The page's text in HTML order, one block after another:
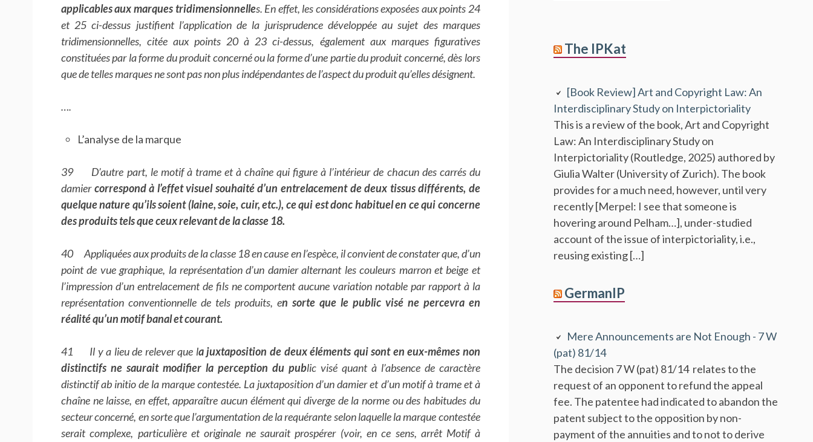
applicables aux marques tridimensionnelles. En effet, les considérations exposées aux points 24
et 25 ci-dessus justifient l’application de la jurisprudence développée au sujet des marques
tridimensionnelles, citée aux points 20 à 23 ci-dessus, également aux marques figuratives
constituées par la forme du produit concerné ou la forme d’une partie du produit concerné, dès lors
que de telles marques ne sont pas non plus indépendantes de l’aspect du produit qu’elles désignent.
….
L’analyse de la marque
39 D’autre part, le motif à trame et à chaîne qui figure à l’intérieur de chacun des carrés du
damiercorrespond à l’effet visuel souhaité d’un entrelacement de deux tissus différents, de
quelque nature qu’ils soient (laine, soie, cuir, etc.), ce qui est donc habituel en ce qui concerne
des produits tels que ceux relevant de la classe 18.
40 Appliquées aux produits de la classe 18 en cause en l’espèce, il convient de constater que, d’un
point de vue graphique, la représentation d’un damier alternant les couleurs marron et beige et
l’impression d’un entrelacement de fils ne comportent aucune variation notable par rapport à la
représentation conventionnelle de tels produits, en sorte que le public visé ne percevra en
réalité qu’un motif banal et courant.
41 Il y a lieu de relever que la juxtaposition de deux éléments qui sont en eux-mêmes non
distinctifs ne saurait modifier la perception du public visé quant à l’absence de caractère
distinctif ab initio de la marque contestée. La juxtaposition d’un damier et d’un motif à trame et à
chaîne ne laisse, en effet, apparaître aucun élément qui diverge de la norme ou des habitudes du
secteur concerné, en sorte que l’argumentation de la requérante selon laquelle la marque contestée
serait complexe, particulière et originale ne saurait prospérer (voir, en ce sens, arrêt Motif à
The IPKat
[Book Review] Art and Copyright Law: An
Interdisciplinary Study on Interpictoriality
This is a review of the book, Art and Copyright
Law: An Interdisciplinary Study on
Interpictoriality (Routledge, 2025) authored by
Giulia Walter (University of Zurich). The book
provides for a much need, however, until very
recently [Merpel: I see that someone is
hovering around Pelham…], under-studied
account of the issue of interpictoriality, i.e.,
reusing existing […]
GermanIP
Mere Announcements are Not Enough - 7 W
(pat) 81/14
The decision 7 W (pat) 81/14 relates to the
request of an opponent to refund the appeal
fee. The patentee had indicated to abandon the
patent subject to the opposition by non-
payment of the annuities and to not to derive